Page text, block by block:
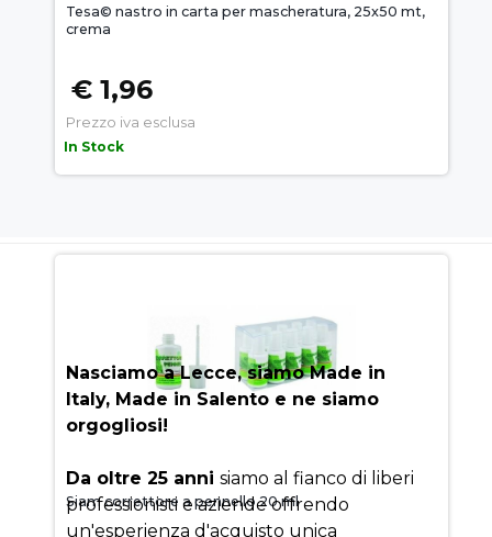
Tesa© nastro in carta per mascheratura, 25x50 mt,
crema
€ 1,96
Prezzo iva esclusa
In Stock
Siam correttore a pennello 20 ml
SUCCESSO
Nasciamo a Lecce, siamo Made in
Italy, Made in Salento e ne siamo
orgogliosi!
Da oltre 25 anni siamo al fianco di liberi
professionisti e aziende offrendo
un'esperienza d'acquisto unica